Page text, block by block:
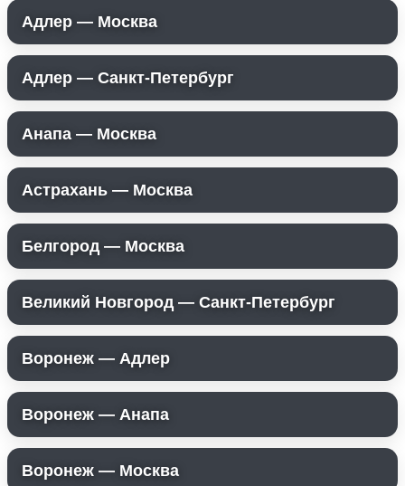
Адлер — Москва
Адлер — Санкт-Петербург
Анапа — Москва
Астрахань — Москва
Белгород — Москва
Великий Новгород — Санкт-Петербург
Воронеж — Адлер
Воронеж — Анапа
Воронеж — Москва